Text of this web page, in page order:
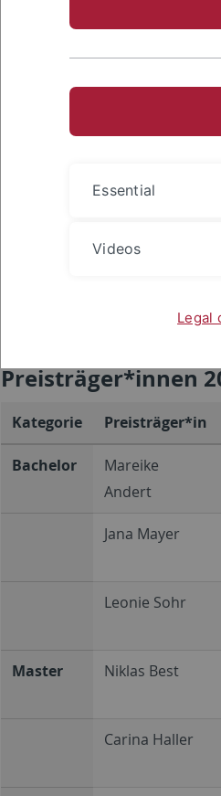
Kompetenzzentrum für
Preisträger*innen
Kategorie Preisträger*in
Bachelor
Mareike
Andert
Jana Mayer
Leonie Sohr
Master Niklas Best
Carina Haller
Essential
Videos
Legal